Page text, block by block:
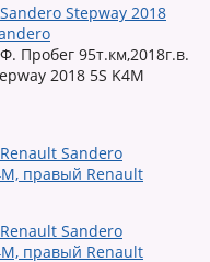
Stepway 2018
Пробег 95т.км,2018г.в.
2018 5S K4M